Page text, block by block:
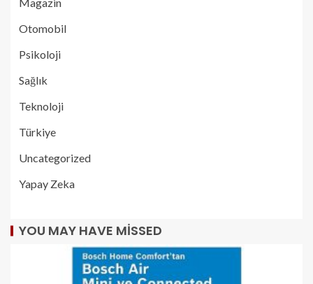
Otomobil
Psikoloji
Sağlık
Teknoloji
Türkiye
Uncategorized
Yapay Zeka
YOU MAY HAVE MISSED